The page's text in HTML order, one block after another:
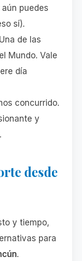
puedes
sí).
de las
Mundo. Vale
día
concurrido.
y
desde
y tiempo,
para
.